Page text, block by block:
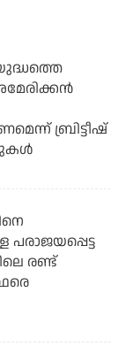
ബ്രിട്ടീഷ്
പരാജയപ്പെട്ട
രണ്ട്